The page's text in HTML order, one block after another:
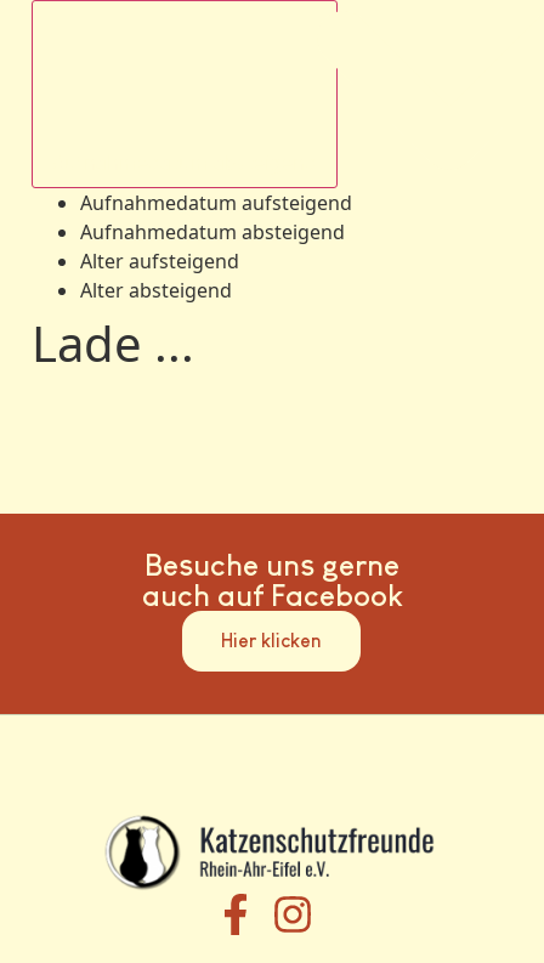
Aufnahmedatum aufsteigend
Aufnahmedatum absteigend
Alter aufsteigend
Alter absteigend
Lade ...
Besuche uns gerne
auch auf Facebook
Hier klicken